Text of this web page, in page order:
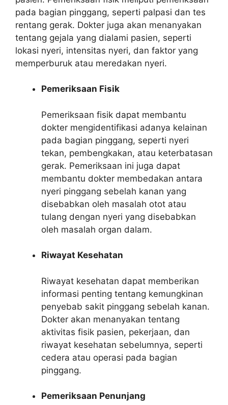
pada bagian pinggang, seperti palpasi dan tes
rentang gerak. Dokter juga akan menanyakan
tentang gejala yang dialami pasien, seperti
lokasi nyeri, intensitas nyeri, dan faktor yang
memperburuk atau meredakan nyeri.
Pemeriksaan Fisik
Pemeriksaan fisik dapat membantu
dokter mengidentifikasi adanya kelainan
pada bagian pinggang, seperti nyeri
tekan, pembengkakan, atau keterbatasan
gerak. Pemeriksaan ini juga dapat
membantu dokter membedakan antara
nyeri pinggang sebelah kanan yang
disebabkan oleh masalah otot atau
tulang dengan nyeri yang disebabkan
oleh masalah organ dalam.
Riwayat Kesehatan
Riwayat kesehatan dapat memberikan
informasi penting tentang kemungkinan
penyebab sakit pinggang sebelah kanan.
Dokter akan menanyakan tentang
aktivitas fisik pasien, pekerjaan, dan
riwayat kesehatan sebelumnya, seperti
cedera atau operasi pada bagian
pinggang.
Pemeriksaan Penunjang